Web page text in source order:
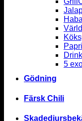
5
Gödning
Färsk Chili